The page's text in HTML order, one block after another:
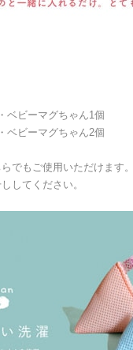
ビーマグちゃん1個
ビーマグちゃん2個
でもご使用いただけます。
してください。